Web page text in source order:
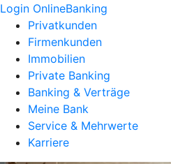
Login OnlineBanking
Privatkunden
Firmenkunden
Immobilien
Private Banking
Banking & Verträge
Meine Bank
Service & Mehrwerte
Karriere